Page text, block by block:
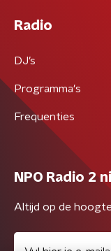
Radio
DJ’s
Programma's
Frequenties
NPO Radio 2
Altijd op de